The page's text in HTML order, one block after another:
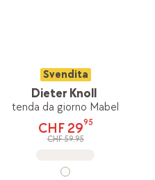
Svendita
Dieter Knoll
tenda da giorno Mabel
CHF 2995
CHF 59.95